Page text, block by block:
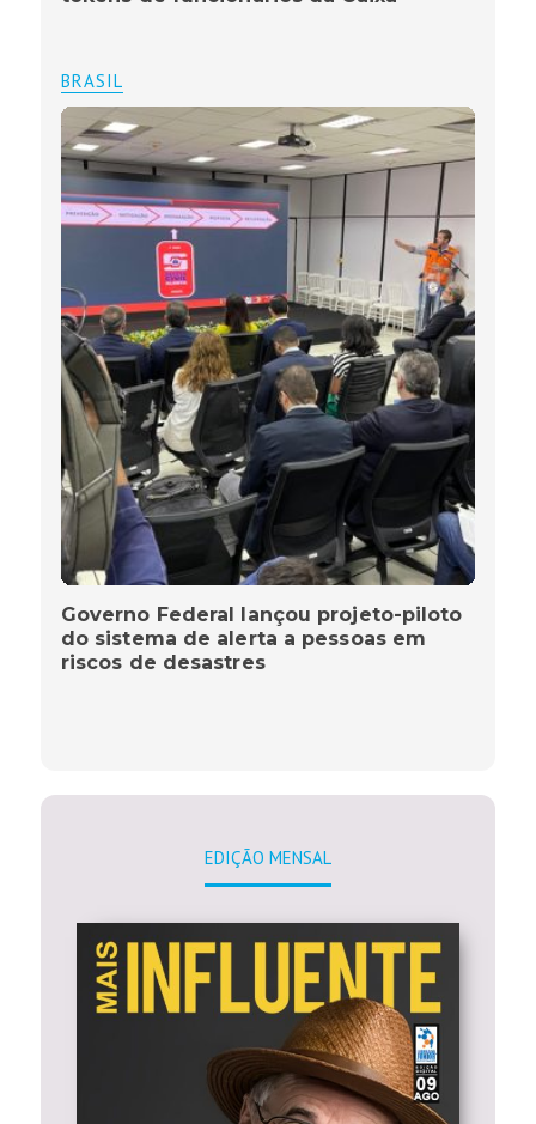
BRASIL
Governo Federal lançou projeto-piloto
do sistema de alerta a pessoas em
riscos de desastres
EDIÇÃO MENSAL